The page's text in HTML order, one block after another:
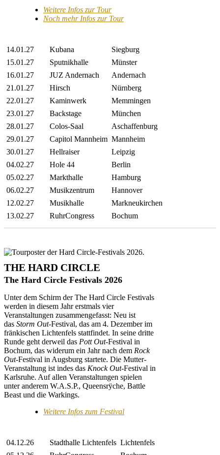
Weitere Infos zur Tour
Noch mehr Infos zur Tour
14.01.27 Kubana
Siegburg
15.01.27
Sputnikhalle
Münster
16.01.27
JUZ Andernach
Andernach
21.01.27
Hirsch
Nürnberg
22.01.27
Kaminwerk
Memmingen
23.01.27
Backstage
München
28.01.27
Colos-Saal
Aschaffenburg
29.01.27
Capitol Mannheim Mannheim
30.01.27
Hellraiser
Leipzig
04.02.27
Hole 44
Berlin
05.02.27
Markthalle
Hamburg
06.02.27
Musikzentrum
Hannover
12.02.27
Musikhalle
Markneukirchen
13.02.27
RuhrCongress Bochum
THE HARD CIRCLE
The Hard Circle Festivals 2026
Unter dem Schirm der The Hard Circle Festivals
werden in diesem Jahr erstmals vier
Veranstaltungen zusammengefasst: Neu ist
das Storm Out-Festival, das am 4. Dezember im
fränkischen Lichtenfels stattfindet. In seine dritte
Runde geht derweil das Pott Out-Festival in
Bochum, das widerum ein Jahr nach dem Rock
Out-Festival in Augsburg startete. Die Mutter-
Veranstaltung ist indes das Knock Out-Festival in
Karlsruhe. Auf allen Veranstaltungen spielen
unter anderem W.A.S.P., Queensrÿche, Battle
Beast und die Warkings.
Weitere Infos zum Festival
04.12.26 Stadthalle Lichtenfels Lichtenfels